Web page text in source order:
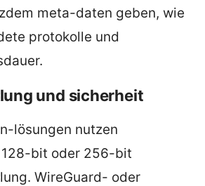
meta-daten geben, wie
protokolle und
und sicherheit
lösungen nutzen
bit oder 256-bit
WireGuard- oder